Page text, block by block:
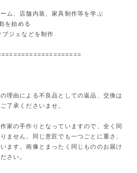
ム、店舗内装、家具制作等を学ぶ
を始める
ジェなどを制作
理由による不良品としての返品、交換は
了承くださいませ。
家の手作りとなっていますので、全く同
ません。同じ意匠でも一つごとに重さ、
ます。画像とまったく同じもののお届け
さい。